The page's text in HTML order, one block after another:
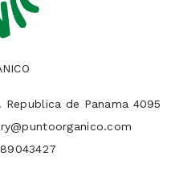
Republica de Panama 4095